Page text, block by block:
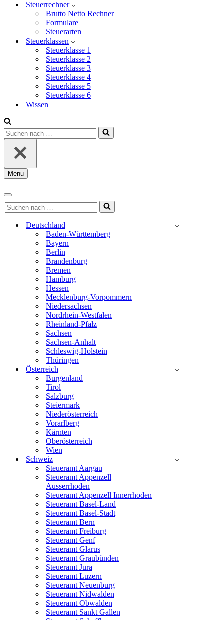
Steuerrechner
Brutto Netto Rechner
Formulare
Steuerarten
Steuerklassen
Steuerklasse 1
Steuerklasse 2
Steuerklasse 3
Steuerklasse 4
Steuerklasse 5
Steuerklasse 6
Wissen
Suchen
nach …
Menu
Navigationsmenü
Navigationsmenü
Suchen
nach …
Deutschland
Baden-Württemberg
Bayern
Berlin
Brandenburg
Bremen
Hamburg
Hessen
Mecklenburg-Vorpommern
Niedersachsen
Nordrhein-Westfalen
Rheinland-Pfalz
Sachsen
Sachsen-Anhalt
Schleswig-Holstein
Thüringen
Österreich
Burgenland
Tirol
Salzburg
Steiermark
Niederösterreich
Vorarlberg
Kärnten
Oberösterreich
Wien
Schweiz
Steueramt Aargau
Steueramt Appenzell
Ausserrhoden
Steueramt Appenzell Innerrhoden
Steueramt Basel-Land
Steueramt Basel-Stadt
Steueramt Bern
Steueramt Freiburg
Steueramt Genf
Steueramt Glarus
Steueramt Graubünden
Steueramt Jura
Steueramt Luzern
Steueramt Neuenburg
Steueramt Nidwalden
Steueramt Obwalden
Steueramt Sankt Gallen